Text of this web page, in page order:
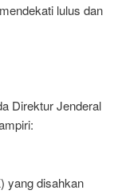
lulus dan
Direktur Jenderal
yang disahkan